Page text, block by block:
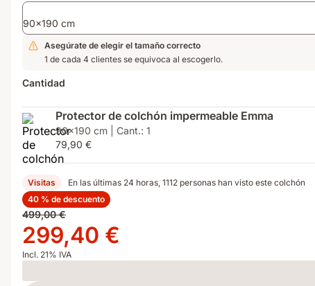
90x190 cm
Asegúrate de elegir el tamaño correcto
1 de cada 4 clientes se equivoca al escogerlo.
Cantidad
Protector de colchón impermeable Emma
90x190 cm | Cant.: 1
79,90 €
Visitas
En las últimas 24 horas, 1112 personas han visto este colchón
40 % de descuento
Precio
original
499,00 €
499,00 €
Precio
299,40 €
299,40 €
Incl. 21% IVA